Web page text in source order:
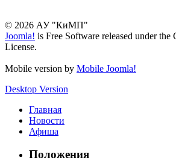
© 2026 АУ "КиМП"
Joomla! is Free Software released under
License.
Mobile version by Mobile Joomla!
Desktop Version
Главная
Новости
Афиша
Положения